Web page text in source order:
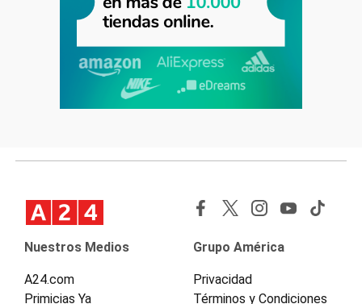
Nuestros Medios
A24.com
Primicias Ya
Grupo América
Privacidad
Términos y Condiciones